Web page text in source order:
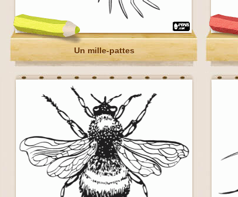
Un mille-pattes